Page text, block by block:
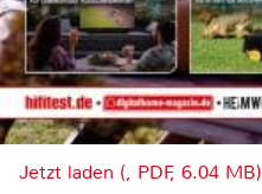
Jetzt laden (, PDF, 6.04 MB)